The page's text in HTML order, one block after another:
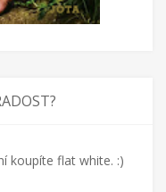
koupíte flat white. :)